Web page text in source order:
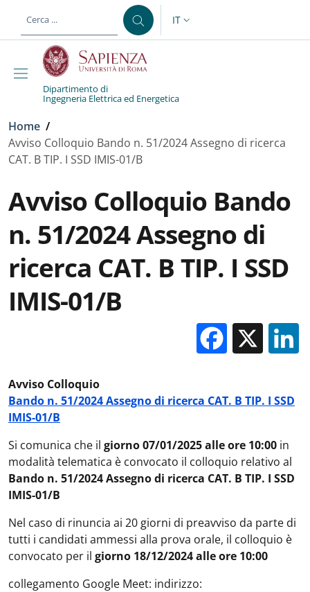
al contenuto principale
SELETTORE LINGUA:
IT
Dipartimento di
Ingegneria Elettrica ed Energetica
Briciole di pane
Home /
Avviso Colloquio Bando n. 51/2024 Assegno di ricerca
CAT. B TIP. I SSD IMIS-01/B
Avviso Colloquio Bando
n. 51/2024 Assegno di
ricerca CAT. B TIP. I SSD
IMIS-01/B
X
Avviso Colloquio
Bando n. 51/2024 Assegno di ricerca CAT. B TIP. I SSD
IMIS-01/B
Si comunica che il giorno 07/01/2025 alle ore 10:00 in
modalità telematica è convocato il colloquio relativo al
Bando n. 51/2024 Assegno di ricerca CAT. B TIP. I SSD
IMIS-01/B
Nel caso di rinuncia ai 20 giorni di preavviso da parte di
tutti i candidati ammessi alla prova orale, il colloquio è
convocato per il giorno 18/12/2024 alle ore 10:00
collegamento Google Meet: indirizzo: